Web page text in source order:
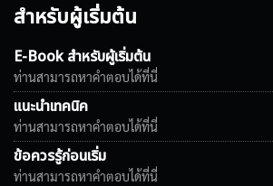
สำหรับผู้เริ่มต้น
E-Book สำหรับผู้เริ่มต้น
ท่านสามารถหาคำตอบได้ที่นี่
แนะนำเทคนิค
ท่านสามารถหาคำตอบได้ที่นี่
ข้อควรรู้ก่อนเริ่ม
ท่านสามารถหาคำตอบได้ที่นี่